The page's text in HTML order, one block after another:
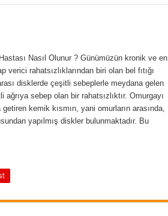
Hastası Nasıl Olunur ? Günümüzün kronik ve en
verici rahatsızlıklarından biri olan bel fıtığı
disklerde çeşitli sebeplerle meydana gelen
ağrıya sebep olan bir rahatsızlıktır. Omurgayı
kemik kısmın, yani omurların arasında,
yapılmış diskler bulunmaktadır. Bu